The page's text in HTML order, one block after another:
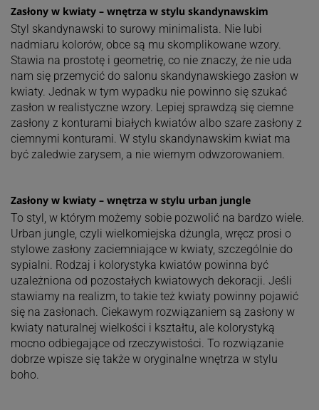
Zasłony w kwiaty – wnętrza w stylu skandynawskim
Styl skandynawski to surowy minimalista. Nie lubi
nadmiaru kolorów, obce są mu skomplikowane wzory.
Stawia na prostotę i geometrię, co nie znaczy, że nie uda
nam się przemycić do salonu skandynawskiego zasłon w
kwiaty. Jednak w tym wypadku nie powinno się szukać
zasłon w realistyczne wzory. Lepiej sprawdzą się ciemne
zasłony z konturami białych kwiatów albo szare zasłony z
ciemnymi konturami. W stylu skandynawskim kwiat ma
być zaledwie zarysem, a nie wiernym odwzorowaniem.
Zasłony w kwiaty – wnętrza w stylu urban jungle
To styl, w którym możemy sobie pozwolić na bardzo wiele.
Urban jungle, czyli wielkomiejska dżungla, wręcz prosi o
stylowe zasłony zaciemniające w kwiaty, szczególnie do
sypialni. Rodzaj i kolorystyka kwiatów powinna być
uzależniona od pozostałych kwiatowych dekoracji. Jeśli
stawiamy na realizm, to takie też kwiaty powinny pojawić
się na zasłonach. Ciekawym rozwiązaniem są zasłony w
kwiaty naturalnej wielkości i kształtu, ale kolorystyką
mocno odbiegające od rzeczywistości. To rozwiązanie
dobrze wpisze się także w oryginalne wnętrza w stylu
boho.